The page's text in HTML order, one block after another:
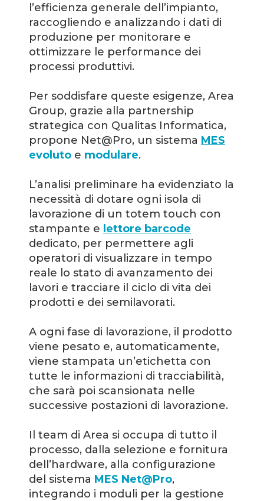
l’efficienza generale dell’impianto,
raccogliendo e analizzando i dati di
produzione per monitorare e
ottimizzare le performance dei
processi produttivi.
Per soddisfare queste esigenze, Area
Group, grazie alla partnership
strategica con Qualitas Informatica,
propone Net@Pro, un sistema MES
evoluto e modulare.
L’analisi preliminare ha evidenziato la
necessità di dotare ogni isola di
lavorazione di un totem touch con
stampante e lettore barcode
dedicato, per permettere agli
operatori di visualizzare in tempo
reale lo stato di avanzamento dei
lavori e tracciare il ciclo di vita dei
prodotti e dei semilavorati.
A ogni fase di lavorazione, il prodotto
viene pesato e, automaticamente,
viene stampata un’etichetta con
tutte le informazioni di tracciabilità,
che sarà poi scansionata nelle
successive postazioni di lavorazione.
Il team di Area si occupa di tutto il
processo, dalla selezione e fornitura
dell’hardware, alla configurazione
del sistema MES Net@Pro,
integrando i moduli per la gestione